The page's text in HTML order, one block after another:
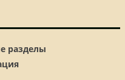
разделы